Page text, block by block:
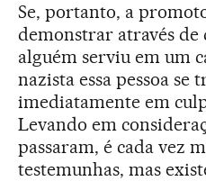
Se, portanto, a
demonstrar através de
alguém serviu em um
nazista essa pessoa se
imediatamente em
Levando em
passaram, é cada vez
testemunhas, mas